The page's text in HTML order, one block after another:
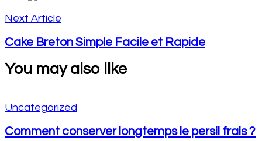
Next Article
Cake Breton Simple Facile et Rapide
You may also like
Uncategorized
Comment conserver longtemps le persil frais ?